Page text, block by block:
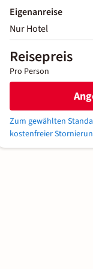
Eigenanreise
Nur Hotel
Reisepreis
Pro Person
Zum gewählten
kostenfreier